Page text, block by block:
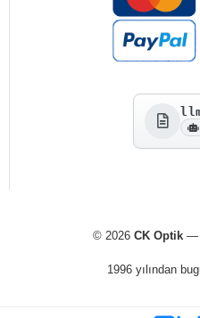
© 2026 CK Optik—
1996 yılından